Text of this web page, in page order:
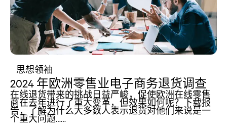
思想领袖
2024 年欧洲零售业电子商务退货调查
在线退货带来的挑战日益严峻，促使欧洲在线零售
商在去年进行了重大变革，但效果如何呢？下载报
告，了解为什么大多数人表示退货对他们来说是一
个重大问题……